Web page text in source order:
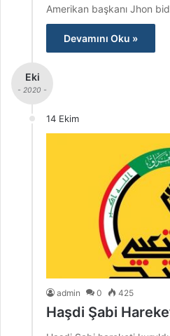
Amerikan başkanı Jhon
Devamını Oku »
Eki
- 2020 -
14 Ekim
admin 0 425
Haşdi Şabi